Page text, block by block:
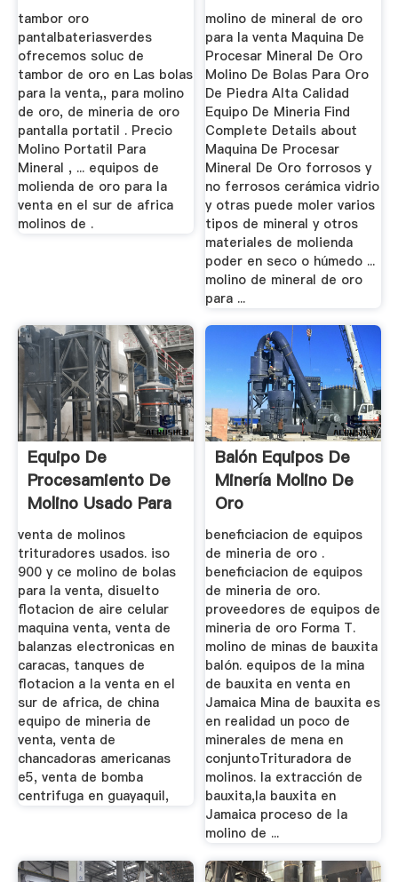
tambor oro
pantalbateriasverdes
ofrecemos soluc de
tambor de oro en Las bolas
para la venta,, para molino
de oro, de mineria de oro
pantalla portatil . Precio
Molino Portatil Para
Mineral , ... equipos de
molienda de oro para la
venta en el sur de africa
molinos de .
molino de mineral de oro
para la venta Maquina De
Procesar Mineral De Oro
Molino De Bolas Para Oro
De Piedra Alta Calidad
Equipo De Mineria Find
Complete Details about
Maquina De Procesar
Mineral De Oro forrosos y
no ferrosos cerámica vidrio
y otras puede moler varios
tipos de mineral y otros
materiales de molienda
poder en seco o húmedo ...
molino de mineral de oro
para ...
Equipo De
Procesamiento De
Molino Usado Para
La Venta
venta de molinos
trituradores usados. iso
900 y ce molino de bolas
para la venta, disuelto
flotacion de aire celular
maquina venta, venta de
balanzas electronicas en
caracas, tanques de
flotacion a la venta en el
sur de africa, de china
equipo de mineria de
venta, venta de
chancadoras americanas
e5, venta de bomba
centrifuga en guayaquil,
Balón Equipos De
Minería Molino De
Oro
beneficiacion de equipos
de mineria de oro .
beneficiacion de equipos
de mineria de oro.
proveedores de equipos de
mineria de oro Forma T.
molino de minas de bauxita
balón. equipos de la mina
de bauxita en venta en
Jamaica Mina de bauxita es
en realidad un poco de
minerales de mena en
conjuntoTrituradora de
molinos. la extracción de
bauxita,la bauxita en
Jamaica proceso de la
molino de ...